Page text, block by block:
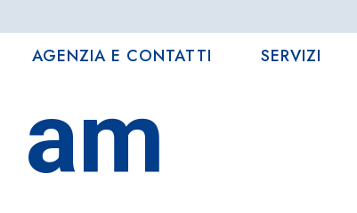
AGENZIA E CONTATTI SERVIZI